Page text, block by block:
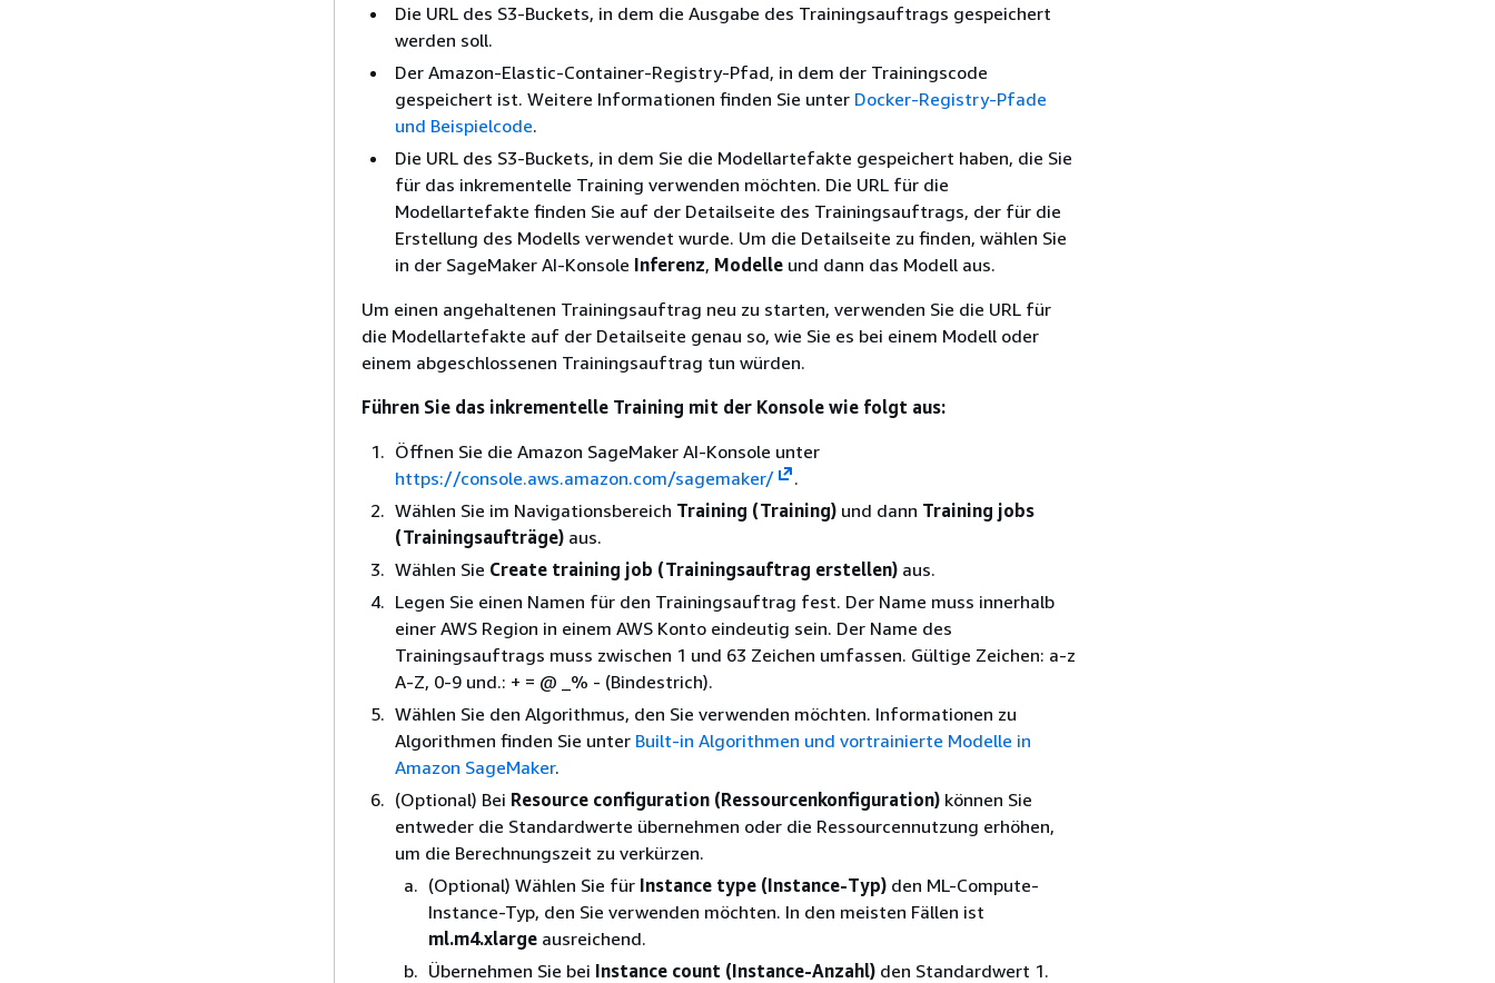
Die URL des S3-Buckets, in dem die Ausgabe des Trainingsauftrags gespeichert
werden soll.
Der Amazon-Elastic-Container-Registry-Pfad, in dem der Trainingscode
gespeichert ist. Weitere Informationen finden Sie unter Docker-Registry-Pfade
und Beispielcode.
Die URL des S3-Buckets, in dem Sie die Modellartefakte gespeichert haben, die Sie
für das inkrementelle Training verwenden möchten. Die URL für die
Modellartefakte finden Sie auf der Detailseite des Trainingsauftrags, der für die
Erstellung des Modells verwendet wurde. Um die Detailseite zu finden, wählen Sie
in der SageMaker AI-Konsole Inferenz, Modelle und dann das Modell aus.
Um einen angehaltenen Trainingsauftrag neu zu starten, verwenden Sie die URL für
die Modellartefakte auf der Detailseite genau so, wie Sie es bei einem Modell oder
einem abgeschlossenen Trainingsauftrag tun würden.
Führen Sie das inkrementelle Training mit der Konsole wie folgt aus:
Öffnen Sie die Amazon SageMaker AI-Konsole unter
https://console.aws.amazon.com/sagemaker/
.
Wählen Sie im Navigationsbereich Training (Training) und dann Training jobs
(Trainingsaufträge) aus.
Wählen Sie Create training job (Trainingsauftrag erstellen) aus.
Legen Sie einen Namen für den Trainingsauftrag fest. Der Name muss innerhalb
einer AWS Region in einem AWS Konto eindeutig sein. Der Name des
Trainingsauftrags muss zwischen 1 und 63 Zeichen umfassen. Gültige Zeichen: a-z
A-Z, 0-9 und.: + = @ _% - (Bindestrich).
Wählen Sie den Algorithmus, den Sie verwenden möchten. Informationen zu
Algorithmen finden Sie unter Built-in Algorithmen und vortrainierte Modelle in
Amazon SageMaker.
(Optional) Bei Resource configuration (Ressourcenkonfiguration) können Sie
entweder die Standardwerte übernehmen oder die Ressourcennutzung erhöhen,
um die Berechnungszeit zu verkürzen.
(Optional) Wählen Sie für Instance type (Instance-Typ) den ML-Compute-
Instance-Typ, den Sie verwenden möchten. In den meisten Fällen ist
ml.m4.xlarge ausreichend.
Übernehmen Sie bei Instance count (Instance-Anzahl) den Standardwert 1.